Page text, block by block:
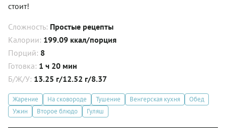
стоит!
Сложность: Простые рецепты
Калории: 199.09 ккал/порция
Порций: 8
Готовка: 1 ч 20 мин
Б/Ж/У: 13.25 г/12.52 г/8.37
Жарение На сковороде Тушение Венгерская кухня
Обед
Ужин
Второе блюдо Гуляш